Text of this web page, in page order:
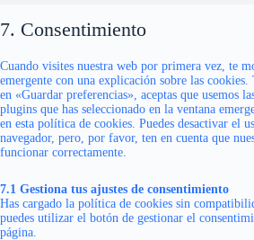
7. Consentimiento
Cuando visites nuestra web por primera vez, te
emergente con una explicación sobre las
en «Guardar preferencias», aceptas que usemos
plugins que has seleccionado en la ventana
en esta política de cookies. Puedes desactivar el
navegador, pero, por favor, ten en cuenta que
funcionar correctamente.
7.1 Gestiona tus ajustes de consentimiento
Has cargado la política de cookies sin
puedes utilizar el botón de gestionar el
página.